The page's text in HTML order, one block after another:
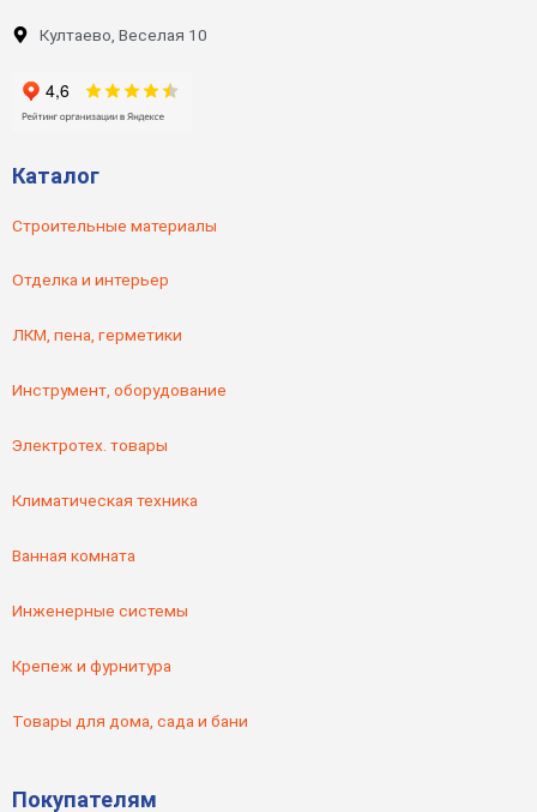
Култаево, Веселая 10
Каталог
Строительные материалы
Отделка и интерьер
ЛКМ, пена, герметики
Инструмент, оборудование
Электротех. товары
Климатическая техника
Ванная комната
Инженерные системы
Крепеж и фурнитура
Товары для дома, сада и бани
Покупателям